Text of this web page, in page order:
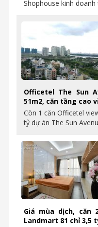
Shophouse kinh
Officetel The Sun
51m2, căn tầng cao
Còn 1 căn Officetel
tỷ dự án The Sun
Giá mùa dịch, căn
Landmart 81 chỉ 3,5